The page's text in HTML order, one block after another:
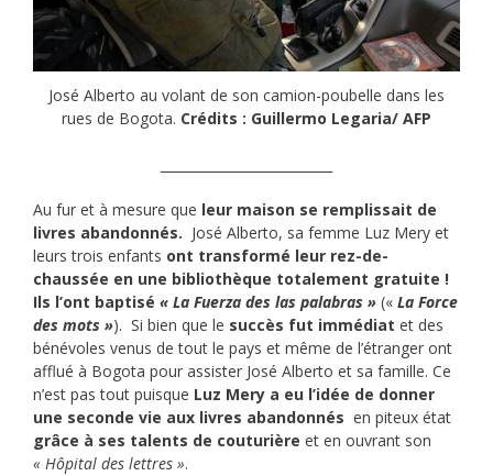
José Alberto au volant de son camion-poubelle dans les
rues de Bogota. Crédits : Guillermo Legaria/ AFP
Au fur et à mesure que leur maison se remplissait de
livres abandonnés. José Alberto, sa femme Luz Mery et
leurs trois enfants ont transformé leur rez-de-
chaussée en une bibliothèque totalement gratuite !
Ils l’ont baptisé « La Fuerza des las palabras » (« La Force
des mots »). Si bien que le succès fut immédiat et des
bénévoles venus de tout le pays et même de l’étranger ont
afflué à Bogota pour assister José Alberto et sa famille. Ce
n’est pas tout puisque Luz Mery a eu l’idée de donner
une seconde vie aux livres abandonnés en piteux état
grâce à ses talents de couturière et en ouvrant son
« Hôpital des lettres ».